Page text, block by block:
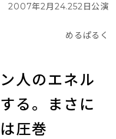
2007年2月24.252日公演
めるぱるく
人のエネル
る。まさに
圧巻